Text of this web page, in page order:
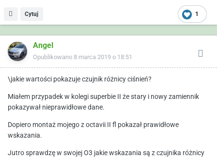
1
Cytuj
Angel
Opublikowano 8 marca 2019 o 18:51
\jakie wartości pokazuje czujnik różnicy ciśnień?
Miałem przypadek w kolegi superbie II że stary i nowy zamiennik
pokazywał nieprawidłowe dane.
Dopiero montaż mojego z octavii II fl pokazał prawidłowe
wskazania.
Jutro sprawdzę w swojej O3 jakie wskazania są z czujnika różnicy